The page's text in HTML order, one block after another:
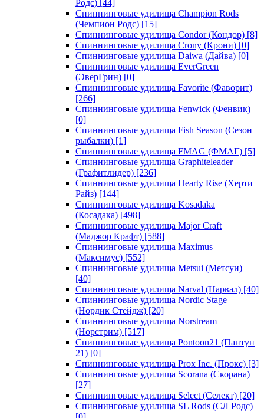
Родс) [44]
Спиннинговые удилища Champion Rods
(Чемпион Родс) [15]
Спиннинговые удилища Condor (Кондор) [8]
Спиннинговые удилища Crony (Крони) [0]
Спиннинговые удилища Daiwa (Дайва) [0]
Спиннинговые удилища EverGreen
(ЭверГрин) [0]
Спиннинговые удилища Favorite (Фаворит)
[266]
Спиннинговые удилища Fenwick (Фенвик)
[0]
Спиннинговые удилища Fish Season (Сезон
рыбалки) [1]
Спиннинговые удилища FMAG (ФМАГ) [5]
Спиннинговые удилища Graphiteleader
(Графитлидер) [236]
Спиннинговые удилища Hearty Rise (Херти
Райз) [144]
Спиннинговые удилища Kosadaka
(Косадака) [498]
Спиннинговые удилища Major Craft
(Маджор Крафт) [588]
Спиннинговые удилища Maximus
(Максимус) [552]
Спиннинговые удилища Metsui (Метсуи)
[40]
Спиннинговые удилища Narval (Нарвал) [40]
Спиннинговые удилища Nordic Stage
(Нордик Стейдж) [20]
Спиннинговые удилища Norstream
(Норстрим) [517]
Спиннинговые удилища Pontoon21 (Пантун
21) [0]
Спиннинговые удилища Prox Inc. (Прокс) [3]
Спиннинговые удилища Scorana (Скорана)
[27]
Спиннинговые удилища Select (Селект) [20]
Спиннинговые удилища SL Rods (СЛ Родс)